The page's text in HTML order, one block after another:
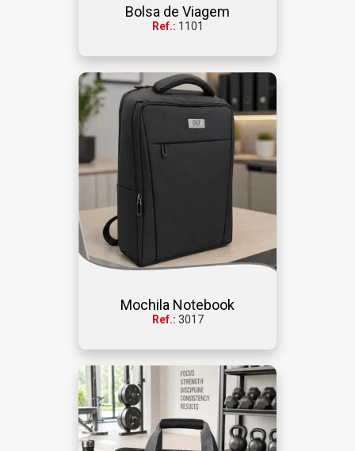
Bolsa de Viagem
Ref.: 1101
Mochila Notebook
Ref.: 3017